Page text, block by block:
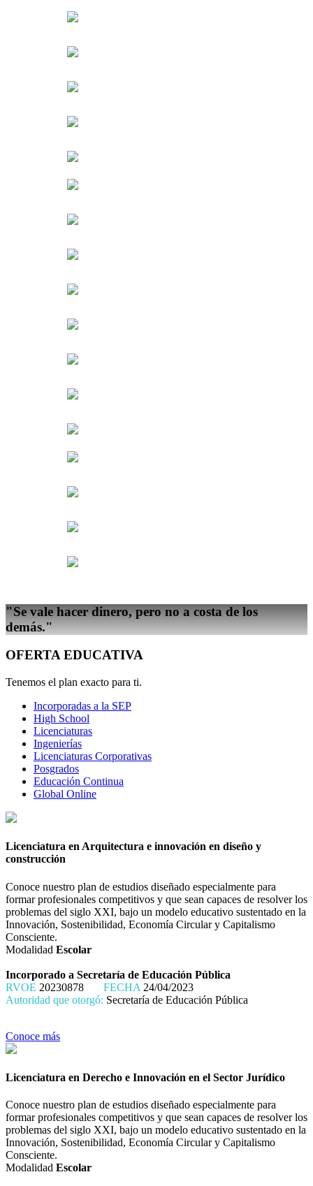
"Se vale hacer dinero,pero no a costa de los
demás."
OFERTA EDUCATIVA
Tenemos el plan exacto para ti.
Incorporadas a la SEP
High School
Licenciaturas
Ingenierías
Licenciaturas Corporativas
Posgrados
Educación Continua
Global Online
Licenciatura en Arquitectura e innovación en diseño y
construcción
Conoce nuestro plan de estudios diseñado especialmente para
formar profesionales competitivos y que sean capaces de resolver los
problemas del siglo XXI, bajo un modelo educativo sustentado en la
Innovación, Sostenibilidad, Economía Circular y Capitalismo
Consciente.
Modalidad Escolar
Incorporado a Secretaría de Educación Pública
RVOE 20230878 FECHA 24/04/2023
Autoridad que otorgó: Secretaría de Educación Pública
Conoce más
Licenciatura en Derecho e Innovación en el Sector Jurídico
Conoce nuestro plan de estudios diseñado especialmente para
formar profesionales competitivos y que sean capaces de resolver los
problemas del siglo XXI, bajo un modelo educativo sustentado en la
Innovación, Sostenibilidad, Economía Circular y Capitalismo
Consciente.
Modalidad Escolar